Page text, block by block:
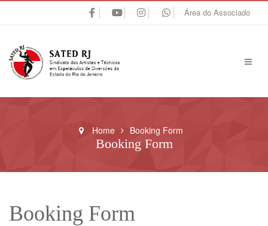
Área do Associado
Home Booking Form
Booking Form
Booking Form